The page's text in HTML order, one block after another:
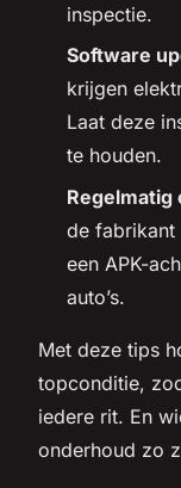
inspectie.
Software
krijgen
Laat deze
te houden.
Regelmatig
de fabrikant
een APK-
auto’s.
Met deze tips
topconditie,
iedere rit. En
onderhoud zo